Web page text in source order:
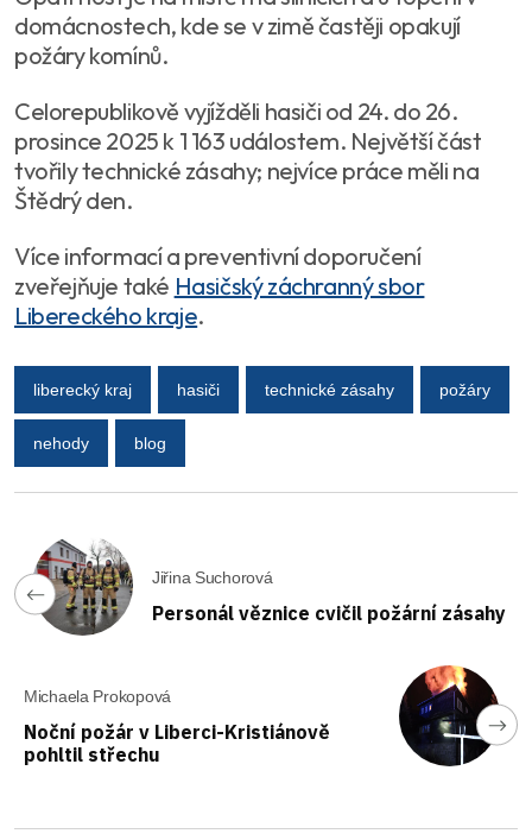
domácnostech, kde se v zimě častěji opakují
požáry komínů.
Celorepublikově vyjížděli hasiči od 24. do 26.
prosince 2025 k 1 163 událostem. Největší část
tvořily technické zásahy; nejvíce práce měli na
Štědrý den.
Více informací a preventivní doporučení
zveřejňuje také Hasičský záchranný sbor
Libereckého kraje.
liberecký kraj hasiči technické zásahy požáry
nehody blog
Jiřina Suchorová
Personál věznice cvičil požární zásahy
Michaela Prokopová
Noční požár v Liberci-Kristiánově
pohltil střechu